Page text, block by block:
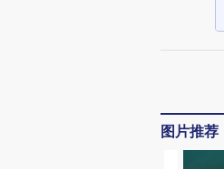
图片推荐